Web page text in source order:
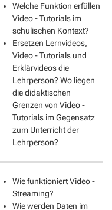
Welche Funktion erfüllen
Video - Tutorials im
schulischen Kontext?
Ersetzen Lernvideos,
Video - Tutorials und
Erklärvideos die
Lehrperson? Wo liegen
die didaktischen
Grenzen von Video -
Tutorials im Gegensatz
zum Unterricht der
Lehrperson?
Wie funktioniert Video -
Streaming?
Wie werden Daten im